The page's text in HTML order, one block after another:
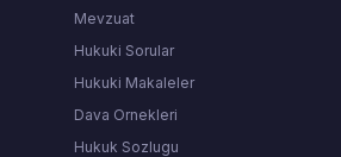
Mevzuat
Hukuki Sorular
Hukuki Makaleler
Dava Ornekleri
Hukuk Sozlugu